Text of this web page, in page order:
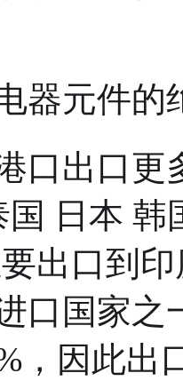
器元件的
口出口更
国 日本
出口到
口国家
，因此出